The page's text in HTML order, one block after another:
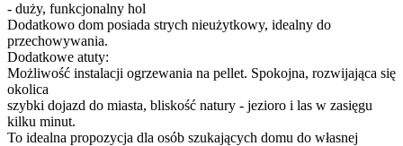
- duży, funkcjonalny hol
Dodatkowo dom posiada strych nieużytkowy, idealny do
przechowywania.
Dodatkowe atuty:
Możliwość instalacji ogrzewania na pellet. Spokojna, rozwijająca się
okolica
szybki dojazd do miasta, bliskość natury - jezioro i las w zasięgu
kilku minut.
To idealna propozycja dla osób szukających domu do własnej